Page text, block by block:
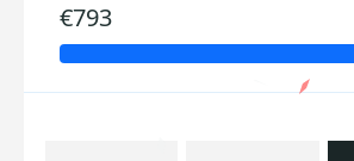
€793